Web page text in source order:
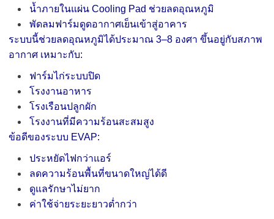
น้ำภายในแผ่น Cooling Pad ช่วยลดอุณหภูมิ
พัดลมฟาร์มดูดอากาศเย็นเข้าสู่อาคาร
ระบบนี้ช่วยลดอุณหภูมิได้ประมาณ 3–8 องศา ขึ้นอยู่กับสภาพ
อากาศ เหมาะกับ:
ฟาร์มไก่ระบบปิด
โรงงานอาหาร
โรงเรือนปลูกผัก
โรงงานที่มีความร้อนสะสมสูง
ข้อดีของระบบ EVAP:
ประหยัดไฟกว่าแอร์
ลดความร้อนพื้นที่ขนาดใหญ่ได้ดี
ดูแลรักษาไม่ยาก
ค่าใช้จ่ายระยะยาวต่ำกว่า